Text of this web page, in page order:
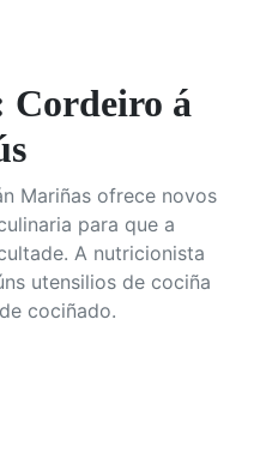
Cordeiro á
Mariñas ofrece novos
para que a
A nutricionista
utensilios de cociña
cociñado.